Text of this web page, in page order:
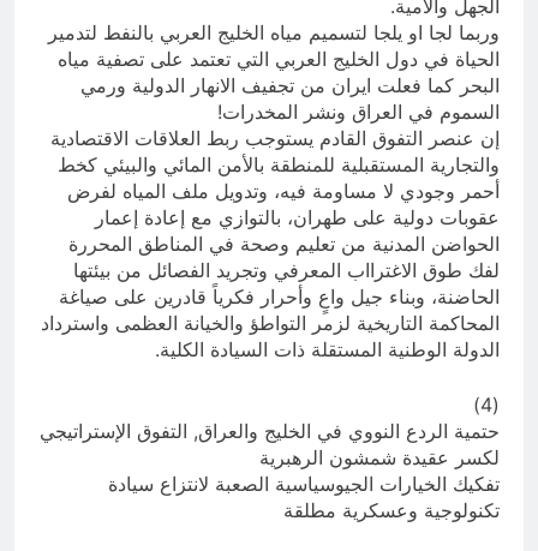
الجهل والأمية.
وربما لجا او يلجا لتسميم مياه الخليج العربي بالنفط لتدمير
الحياة في دول الخليج العربي التي تعتمد على تصفية مياه
البحر كما فعلت ايران من تجفيف الانهار الدولية ورمي
السموم في العراق ونشر المخدرات!
إن عنصر التفوق القادم يستوجب ربط العلاقات الاقتصادية
والتجارية المستقبلية للمنطقة بالأمن المائي والبيئي كخط
أحمر وجودي لا مساومة فيه، وتدويل ملف المياه لفرض
عقوبات دولية على طهران، بالتوازي مع إعادة إعمار
الحواضن المدنية من تعليم وصحة في المناطق المحررة
لفك طوق الاغترااب المعرفي وتجريد الفصائل من بيئتها
الحاضنة، وبناء جيل واعٍ وأحرار فكرياً قادرين على صياغة
المحاكمة التاريخية لزمر التواطؤ والخيانة العظمى واسترداد
الدولة الوطنية المستقلة ذات السيادة الكلية.
(4)
حتمية الردع النووي في الخليج والعراق, التفوق الإستراتيجي
لكسر عقيدة شمشون الرهبرية
تفكيك الخيارات الجيوسياسية الصعبة لانتزاع سيادة
تكنولوجية وعسكرية مطلقة